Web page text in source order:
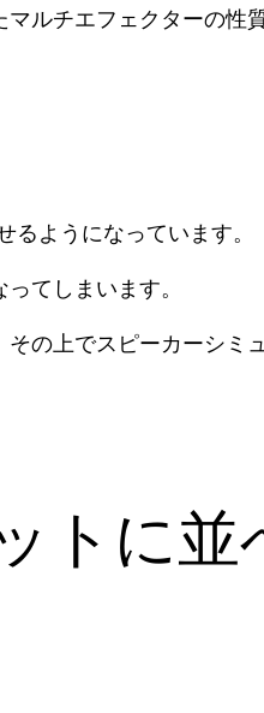
ルチエフェクターの性
ようになっています。
てしまいます。
の上でスピーカーシミ
トに並